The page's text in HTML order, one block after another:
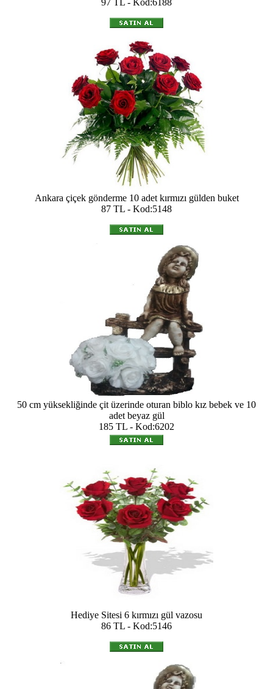
97 TL - Kod:6188
Ankara çiçek gönderme 10 adet kırmızı gülden buket
87 TL - Kod:5148
50 cm yüksekliğinde çit üzerinde oturan biblo kız bebek ve 10
adet beyaz gül
185 TL - Kod:6202
Hediye Sitesi 6 kırmızı gül vazosu
86 TL - Kod:5146